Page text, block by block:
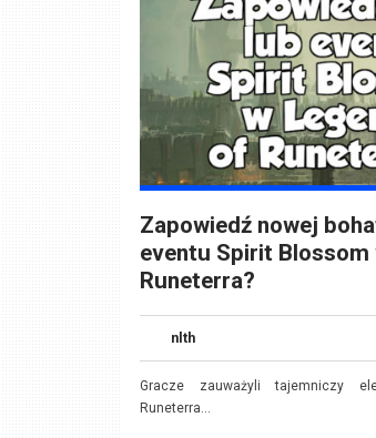
Zapowiedź nowej
eventu Spirit Blossom
Runeterra?
nlth
Gracze zauważyli tajemniczy
Runeterra...